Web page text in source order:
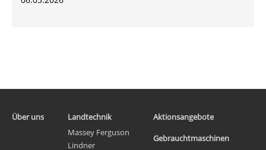
Über uns
Landtechnik
Massey Ferguson
Lindner
Aktionsangebote
Gebrauchtmaschinen